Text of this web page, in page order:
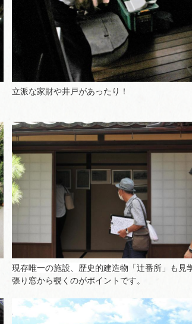
立派な家財や井戸があったり！
現存唯一の施設、歴史的建造物 「辻番所」も見
張り窓から覗くのがポイントです。